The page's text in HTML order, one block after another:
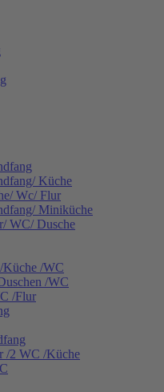
Küche
Wc/ Flur
Miniküche
WC/ Dusche
Küche /WC
/WC
/Flur
/2 WC /Küche